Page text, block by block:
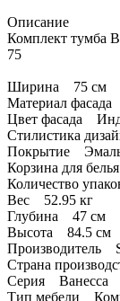
Описание
Комплект тумба
75
Ширина 75 см
Материал
Цвет фасада
Стилистика
Покрытие
Корзина для
Количество
Вес 52.95 кг
Глубина 47 см
Высота 84.5 см
Производитель
Страна
Серия Ванесса
Тип мебели